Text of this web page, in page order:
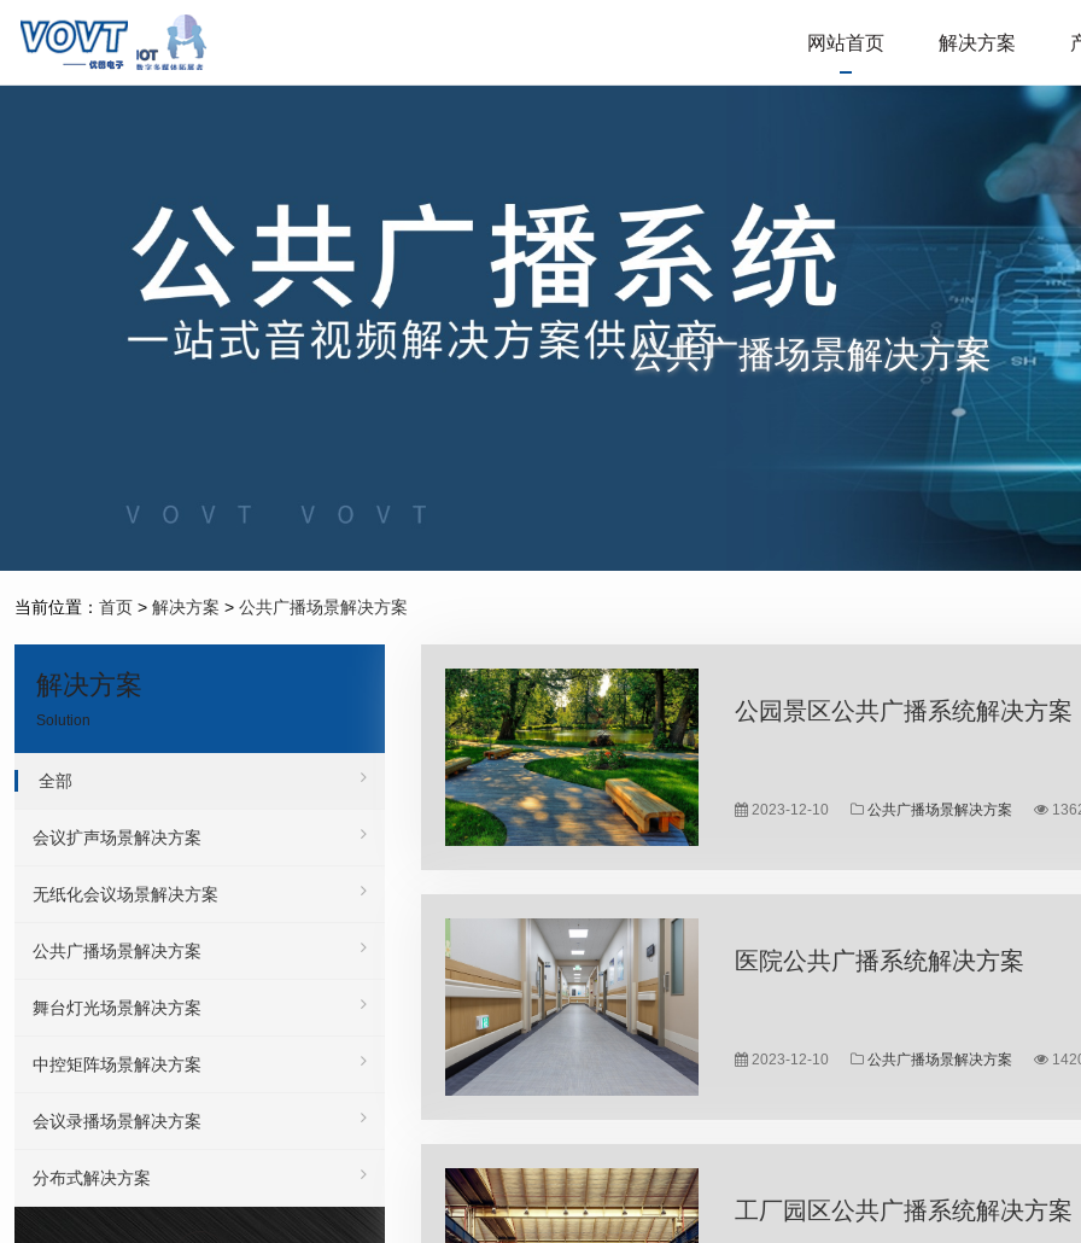
网站首页 解决方案
公共广播场景解决方案
当前位置： 首页 > 解决方案 > 公共广播场景解决方案
解决方案
Solution
全部
会议扩声场景解决方案
无纸化会议场景解决方案
公共广播场景解决方案
舞台灯光场景解决方案
中控矩阵场景解决方案
会议录播场景解决方案
分布式解决方案
公园景区公共广播系统解决方案
2023-12-10 公共广播场景解决方案
医院公共广播系统解决方案
2023-12-10 公共广播场景解决方案
工厂园区公共广播系统解决方案